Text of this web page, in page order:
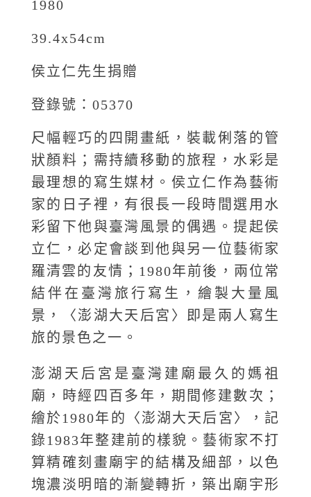
1980
39.4x54cm
侯立仁先生捐贈
登錄號：05370
尺幅輕巧的四開畫紙，裝載俐落的管
狀顏料；需持續移動的旅程，水彩是
最理想的寫生媒材。侯立仁作為藝術
家的日子裡，有很長一段時間選用水
彩留下他與臺灣風景的偶遇。提起侯
立仁，必定會談到他與另一位藝術家
羅清雲的友情；1980年前後，兩位常
結伴在臺灣旅行寫生，繪製大量風
景，〈澎湖大天后宮〉即是兩人寫生
旅的景色之一。
澎湖天后宮是臺灣建廟最久的媽祖
廟，時經四百多年，期間修建數次；
繪於1980年的〈澎湖大天后宮〉，記
錄1983年整建前的樣貌。藝術家不打
算精確刻畫廟宇的結構及細部，以色
塊濃淡明暗的漸變轉折，築出廟宇形